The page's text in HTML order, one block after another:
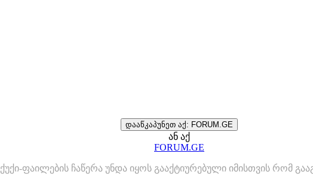
დააწკაპუნეთ აქ: FORUM.GE
ან აქ
FORUM.GE
ქუქი-ფაილების ჩაწერა უნდა იყოს გააქტიურებული იმისთვის რომ